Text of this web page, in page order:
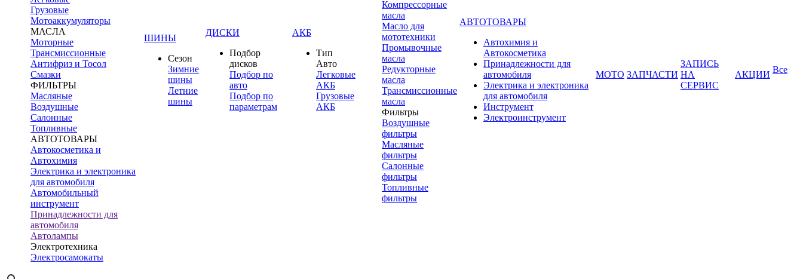
Грузовые
Мотоаккумуляторы
МАСЛА
Моторные
Трансмиссионные
Антифриз и Тосол
Смазки
ФИЛЬТРЫ
Масляные
Воздушные
Салонные
Топливные
АВТОТОВАРЫ
Автокосметика и
Автохимия
Электрика и электроника
для автомобиля
Автомобильный
инструмент
Принадлежности для
автомобиля
Автолампы
Электротехника
Электросамокаты
ШИНЫ
Сезон
Зимние
шины
Летние
шины
ДИСКИ
Подбор
дисков
Подбор по
авто
Подбор по
параметрам
АКБ
Тип
Авто
Легковые
АКБ
Грузовые
АКБ
Компрессорные
масла
Масло для
мототехники
Промывочные
масла
Редукторные
масла
Трансмиссионные
масла
Фильтры
Воздушные
фильтры
Масляные
фильтры
Салонные
фильтры
Топливные
фильтры
АВТОТОВАРЫ
Автохимия и
Автокосметика
Принадлежности для
автомобиля
Электрика и электроника
для автомобиля
Инструмент
Электроинструмент
МОТО ЗАПЧАСТИ
ЗАПИСЬ
НА
СЕРВИС
АКЦИИ Все